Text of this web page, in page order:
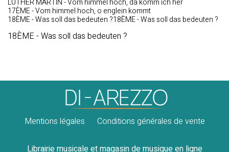
LUTHER MARTIN - Vom himmel hoch, da komm ich her
17ÈME - Vom himmel hoch, o englein kommt
18ÈME - Was soll das bedeuten ?18ÈME - Was soll das bedeuten ?
18ÈME - Was soll das bedeuten ?
Mentions légales Conditions générales de vente
Librairie musicale et magasin de musique en ligne